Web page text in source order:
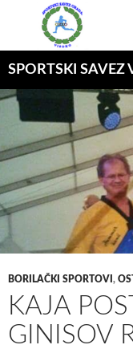
SPORTSKI SAVEZ
BORILAČKI SPORTOVI ,
KAJA
GINISOV